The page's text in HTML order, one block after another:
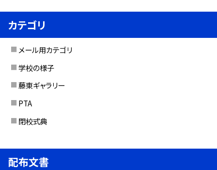
カテゴリ
メール用カテゴリ
学校の様子
藤東ギャラリー
PTA
閉校式典
配布文書